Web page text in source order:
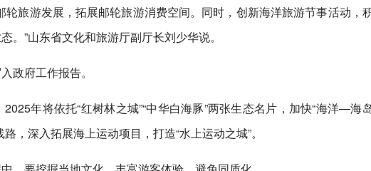
旅游发展，拓展邮轮旅游消费空间。同时，创新海洋旅游节事活动，
”山东省文化和旅游厅副厅长刘少华说。
政府工作报告。
年将依托“红树林之城”“中华白海豚”两张生态名片，加快“海洋—海
深入拓展海上运动项目，打造“水上运动之城”。